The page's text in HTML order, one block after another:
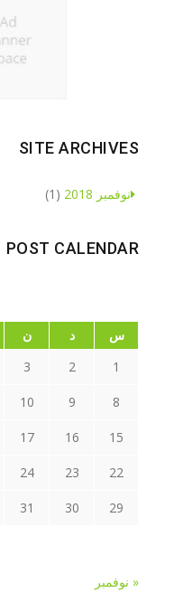
SITE ARCHIVES
نوفمبر 2018 (1)
POST CALENDAR
س د ن
1
2
3
8
9
10
15
16
17
22
23
24
29
30
31
« نوفمبر